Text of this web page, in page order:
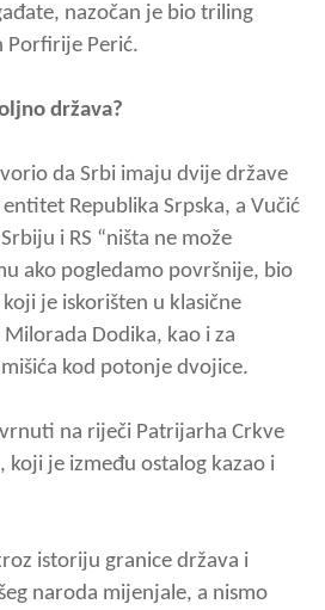
nazočan je bio triling
Porfirije Perić.
država?
da Srbi imaju dvije države
Republika Srpska, a Vučić
i RS “ništa ne može
ako pogledamo površnije, bio
je iskorišten u klasične
Dodika, kao i za
kod potonje dvojice.
na riječi Patrijarha Crkve
koji je između ostalog kazao i
istoriju granice država i
naroda mijenjale, a nismo